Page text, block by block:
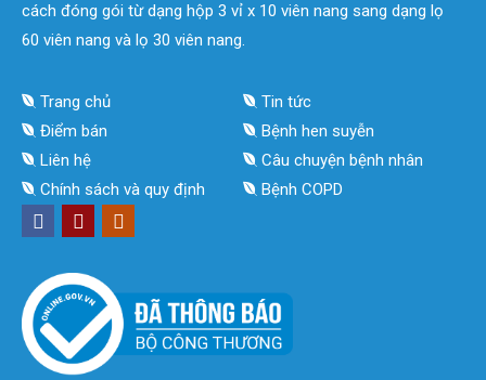
cách đóng gói từ dạng hộp 3 vỉ x 10 viên nang sang dạng lọ
60 viên nang và lọ 30 viên nang.
Trang chủ
Điểm bán
Liên hệ
Chính sách và quy định
Tin tức
Bệnh hen suyễn
Câu chuyện bệnh nhân
Bệnh COPD